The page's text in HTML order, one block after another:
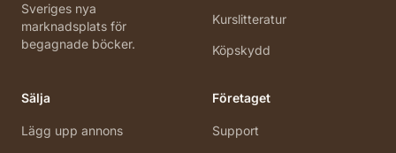
Sveriges nya
marknadsplats för
begagnade böcker.
Kurslitteratur
Köpskydd
Sälja
Lägg upp annons
Företaget
Support